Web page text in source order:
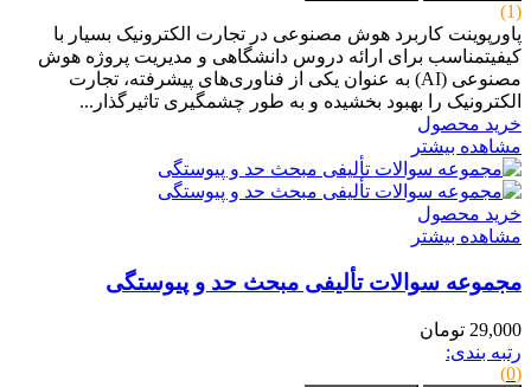
(1)
پاورپوینت کاربرد هوش مصنوعی در تجارت الکترونیک بسیار با
کیفیتمناسب برای ارائه دروس دانشگاهی و مدیریت پروژه هوش
مصنوعی (AI) به عنوان یکی از فناوری‌های پیشرفته، تجارت
الکترونیک را بهبود بخشیده و به طور چشمگیری تاثیرگذار...
خرید محصول
مشاهده بیشتر
خرید محصول
مشاهده بیشتر
مجموعه سوالات تألیفی مبحث حد و پیوستگی
29,000 تومان
رتبه بندی:
(0)